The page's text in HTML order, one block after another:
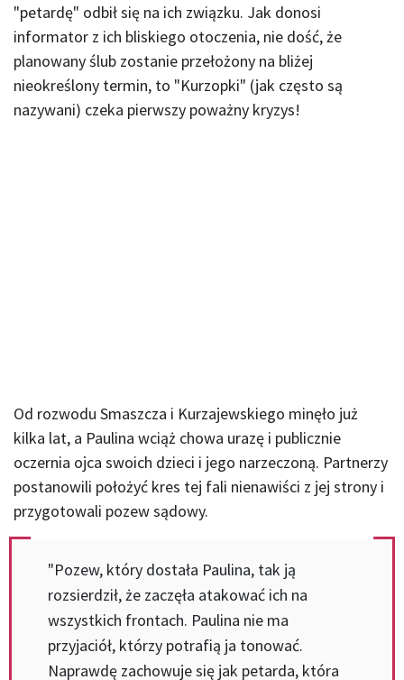
"petardę" odbił się na ich związku. Jak donosi
informator z ich bliskiego otoczenia, nie dość, że
planowany ślub zostanie przełożony na bliżej
nieokreślony termin, to "Kurzopki" (jak często są
nazywani) czeka pierwszy poważny kryzys!
Od rozwodu Smaszcza i Kurzajewskiego minęło już
kilka lat, a Paulina wciąż chowa urazę i publicznie
oczernia ojca swoich dzieci i jego narzeczoną. Partnerzy
postanowili położyć kres tej fali nienawiści z jej strony i
przygotowali pozew sądowy.
"Pozew, który dostała Paulina, tak ją
rozsierdził, że zaczęła atakować ich na
wszystkich frontach. Paulina nie ma
przyjaciół, którzy potrafią ja tonować.
Naprawdę zachowuje się jak petarda, która